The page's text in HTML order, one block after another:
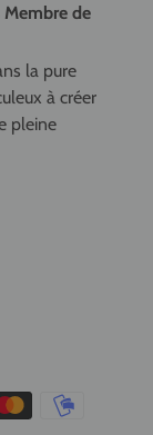
Membre de
la pure
à créer
pleine